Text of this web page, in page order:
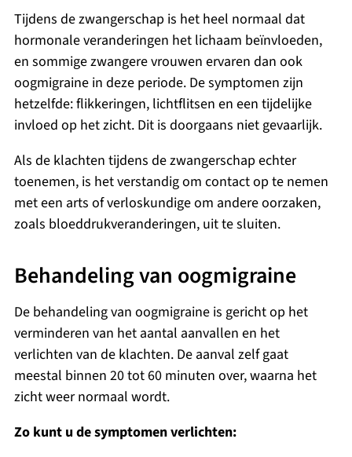
Tijdens de zwangerschap is het heel normaal dat
hormonale veranderingen het lichaam beïnvloeden,
en sommige zwangere vrouwen ervaren dan ook
oogmigraine in deze periode. De symptomen zijn
hetzelfde: flikkeringen, lichtflitsen en een tijdelijke
invloed op het zicht. Dit is doorgaans niet gevaarlijk.
Als de klachten tijdens de zwangerschap echter
toenemen, is het verstandig om contact op te nemen
met een arts of verloskundige om andere oorzaken,
zoals bloeddrukveranderingen, uit te sluiten.
Behandeling van oogmigraine
De behandeling van oogmigraine is gericht op het
verminderen van het aantal aanvallen en het
verlichten van de klachten. De aanval zelf gaat
meestal binnen 20 tot 60 minuten over, waarna het
zicht weer normaal wordt.
Zo kunt u de symptomen verlichten: